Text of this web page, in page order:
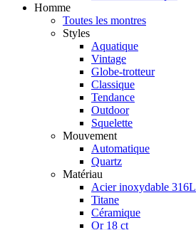
Homme
Toutes les montres
Styles
Aquatique
Vintage
Globe-trotteur
Classique
Tendance
Outdoor
Squelette
Mouvement
Automatique
Quartz
Matériau
Acier inoxydable 316L
Titane
Céramique
Or 18 ct